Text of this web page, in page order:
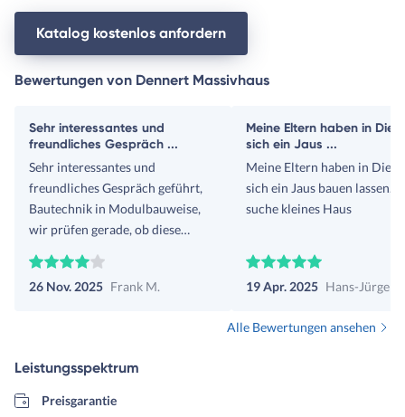
Katalog kostenlos anfordern
Bewertungen von Dennert Massivhaus
Sehr interessantes und
freundliches Gespräch ...
Sehr interessantes und
freundliches Gespräch geführt,
Bautechnik in Modulbauweise,
wir prüfen gerade, ob diese
26 Nov. 2025 Frank M.
Meine Eltern haben in
sich ein Jaus ...
Meine Eltern haben in
sich ein Jaus bauen lassen.
suche kleines Haus
19 Apr. 2025 Hans-Jürgen
Alle Bewertungen ansehen
Leistungsspektrum
Preisgarantie